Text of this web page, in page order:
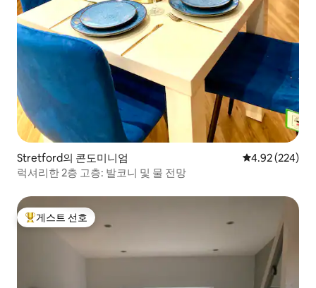
Stretford의 콘도미니엄 평점 4.92점(5
4.92 (224)
럭셔리한 2층 고층: 발코니 및 물 전망
상위 게스트 선호
게스트 선호